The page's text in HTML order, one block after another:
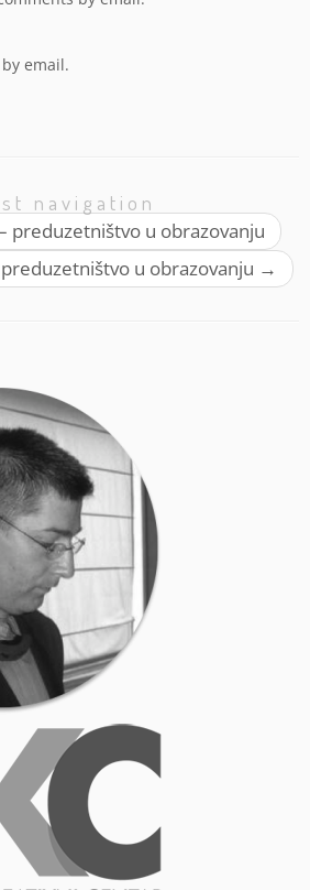
email.
navigation
preduzetništvo u obrazovanju
preduzetništvo u obrazovanju →